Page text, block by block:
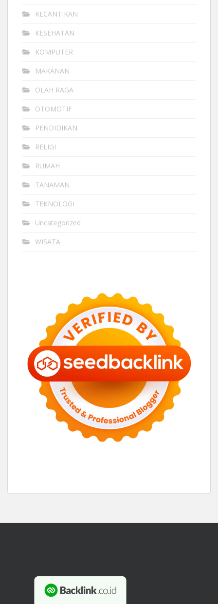
KECANTIKAN
KESEHATAN
KOMPUTER
MAKANAN
OLAH RAGA
OTOMOTIF
PENDIDIKAN
RELIGI
RUMAH
TANAMAN
TEKNOLOGI
Uncategorized
WISATA